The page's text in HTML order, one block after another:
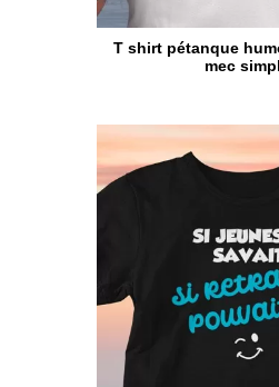
T shirt pétanque
mec